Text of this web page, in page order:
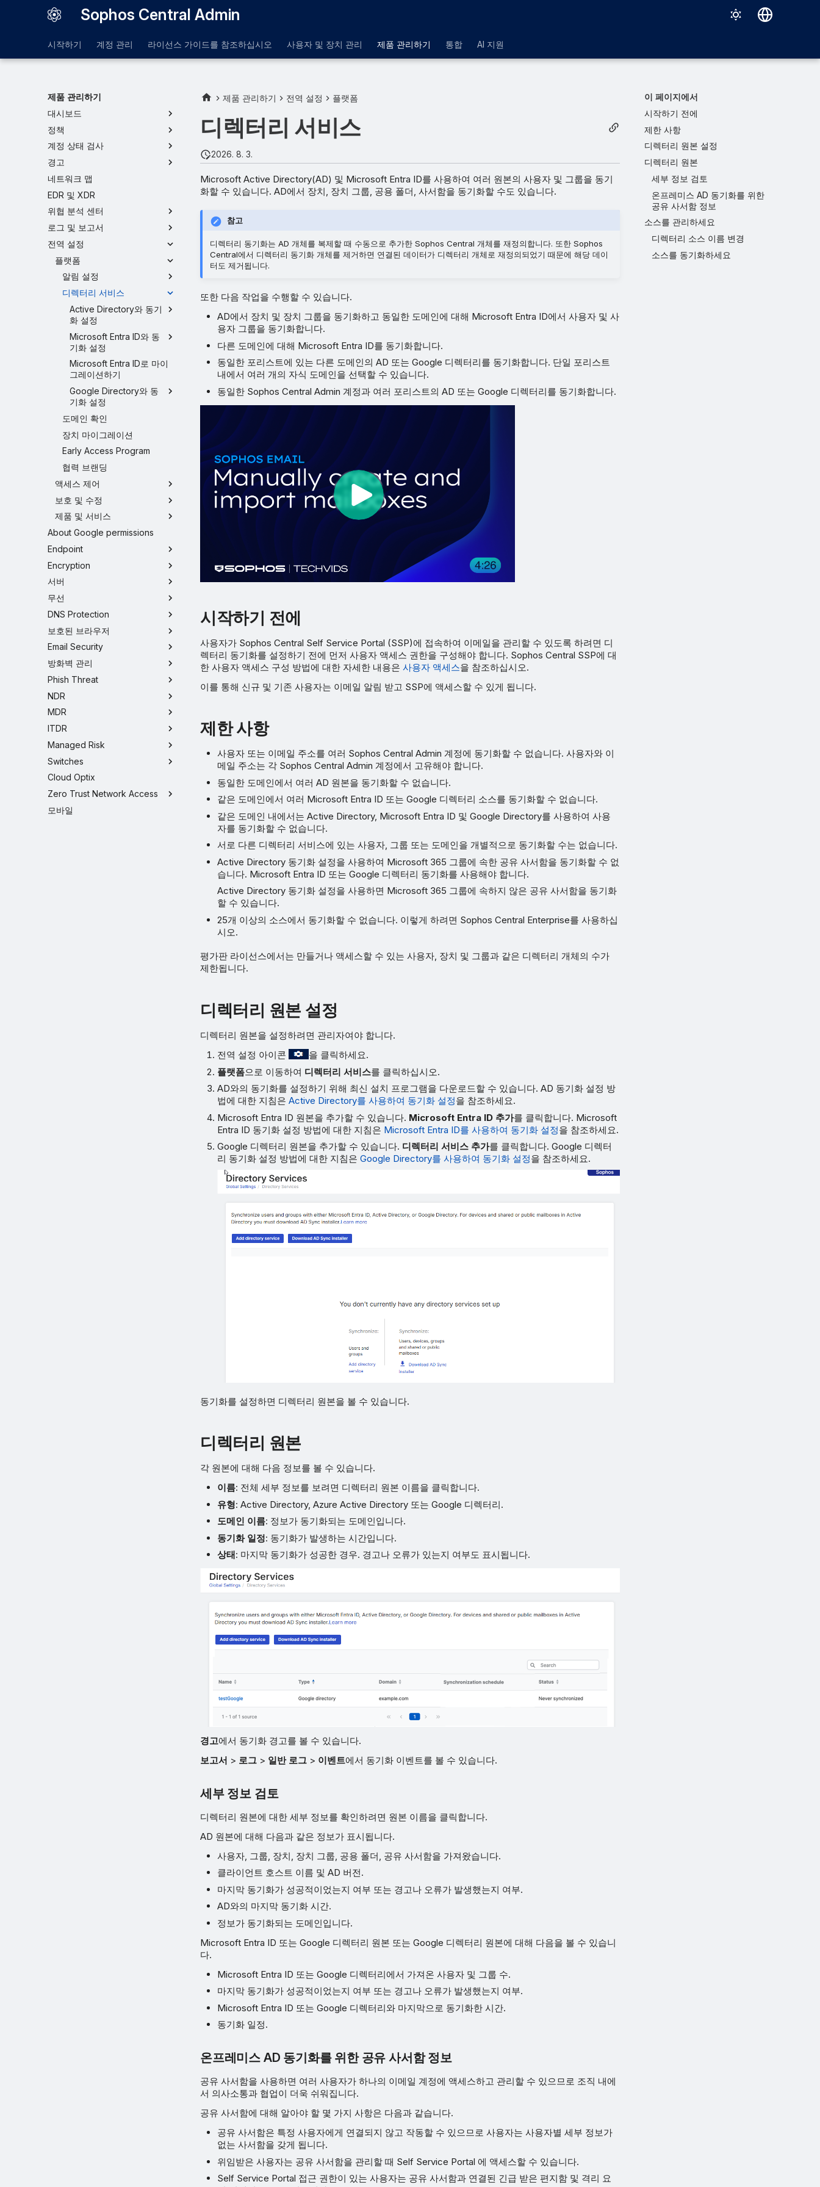
Sophos Central Admin
Português (Brasil)
시작하기 계정 관리 라이선스 가이드를 참조하십시오 사용자 및 장치 관리 제품 관리하기 통합 AI 지원
제품 관리하기
대시보드
정책
계정 상태 검사
경고
네트워크 맵
EDR 및 XDR
위협 분석 센터
로그 및 보고서
전역 설정
플랫폼
알림 설정
디렉터리 서비스
Active Directory와 동기
화 설정
Microsoft Entra ID와 동
기화 설정
Microsoft Entra ID로 마이
그레이션하기
Google Directory와 동
기화 설정
도메인 확인
장치 마이그레이션
Early Access Program
협력 브랜딩
액세스 제어
보호 및 수정
제품 및 서비스
About Google permissions
Endpoint
Encryption
서버
무선
DNS Protection
보호된 브라우저
Email Security
방화벽 관리
Phish Threat
NDR
MDR
ITDR
Managed Risk
Switches
Cloud Optix
Zero Trust Network Access
모바일
이 페이지에서
시작하기 전에
제한 사항
디렉터리 원본 설정
디렉터리 원본
세부 정보 검토
온프레미스 AD 동기화를 위한
공유 사서함 정보
소스를 관리하세요
디렉터리 소스 이름 변경
소스를 동기화하세요
제품 관리하기 전역 설정 플랫폼
디렉터리 서비스
2026. 8. 3.
Microsoft Active Directory(AD) 및 Microsoft Entra ID를 사용하여 여러 원본의 사용자 및 그룹을 동기
화할 수 있습니다. AD에서 장치, 장치 그룹, 공용 폴더, 사서함을 동기화할 수도 있습니다.
참고
디렉터리 동기화는 AD 개체를 복제할 때 수동으로 추가한 Sophos Central 개체를 재정의합니다. 또한 Sophos
Central에서 디렉터리 동기화 개체를 제거하면 연결된 데이터가 디렉터리 개체로 재정의되었기 때문에 해당 데이
터도 제거됩니다.
또한 다음 작업을 수행할 수 있습니다.
AD에서 장치 및 장치 그룹을 동기화하고 동일한 도메인에 대해 Microsoft Entra ID에서 사용자 및 사
용자 그룹을 동기화합니다.
다른 도메인에 대해 Microsoft Entra ID를 동기화합니다.
동일한 포리스트에 있는 다른 도메인의 AD 또는 Google 디렉터리를 동기화합니다. 단일 포리스트
내에서 여러 개의 자식 도메인을 선택할 수 있습니다.
동일한 Sophos Central Admin 계정과 여러 포리스트의 AD 또는 Google 디렉터리를 동기화합니다.
시작하기 전에
사용자가 Sophos Central Self Service Portal (SSP)에 접속하여 이메일을 관리할 수 있도록 하려면 디
렉터리 동기화를 설정하기 전에 먼저 사용자 액세스 권한을 구성해야 합니다. Sophos Central SSP에 대
한 사용자 액세스 구성 방법에 대한 자세한 내용은 사용자 액세스을 참조하십시오.
이를 통해 신규 및 기존 사용자는 이메일 알림 받고 SSP에 액세스할 수 있게 됩니다.
제한 사항
사용자 또는 이메일 주소를 여러 Sophos Central Admin 계정에 동기화할 수 없습니다. 사용자와 이
메일 주소는 각 Sophos Central Admin 계정에서 고유해야 합니다.
동일한 도메인에서 여러 AD 원본을 동기화할 수 없습니다.
같은 도메인에서 여러 Microsoft Entra ID 또는 Google 디렉터리 소스를 동기화할 수 없습니다.
같은 도메인 내에서는 Active Directory, Microsoft Entra ID 및 Google Directory를 사용하여 사용
자를 동기화할 수 없습니다.
서로 다른 디렉터리 서비스에 있는 사용자, 그룹 또는 도메인을 개별적으로 동기화할 수는 없습니다.
Active Directory 동기화 설정을 사용하여 Microsoft 365 그룹에 속한 공유 사서함을 동기화할 수 없
습니다. Microsoft Entra ID 또는 Google 디렉터리 동기화를 사용해야 합니다.
Active Directory 동기화 설정을 사용하면 Microsoft 365 그룹에 속하지 않은 공유 사서함을 동기화
할 수 있습니다.
25개 이상의 소스에서 동기화할 수 없습니다. 이렇게 하려면 Sophos Central Enterprise를 사용하십
시오.
평가판 라이선스에서는 만들거나 액세스할 수 있는 사용자, 장치 및 그룹과 같은 디렉터리 개체의 수가
제한됩니다.
디렉터리 원본 설정
디렉터리 원본을 설정하려면 관리자여야 합니다.
전역 설정 아이콘
을 클릭하세요.
플랫폼으로 이동하여 디렉터리 서비스를 클릭하십시오.
AD와의 동기화를 설정하기 위해 최신 설치 프로그램을 다운로드할 수 있습니다. AD 동기화 설정 방
법에 대한 지침은Active Directory를 사용하여 동기화 설정을 참조하세요.
Microsoft Entra ID 원본을 추가할 수 있습니다. Microsoft Entra ID 추가를 클릭합니다. Microsoft
Entra ID 동기화 설정 방법에 대한 지침은 Microsoft Entra ID를 사용하여 동기화 설정을 참조하세요.
Google 디렉터리 원본을 추가할 수 있습니다. 디렉터리 서비스 추가를 클릭합니다. Google 디렉터
리 동기화 설정 방법에 대한 지침은Google Directory를 사용하여 동기화 설정을 참조하세요.
동기화를 설정하면 디렉터리 원본을 볼 수 있습니다.
디렉터리 원본
각 원본에 대해 다음 정보를 볼 수 있습니다.
이름: 전체 세부 정보를 보려면 디렉터리 원본 이름을 클릭합니다.
유형: Active Directory, Azure Active Directory 또는 Google 디렉터리.
도메인 이름: 정보가 동기화되는 도메인입니다.
동기화 일정: 동기화가 발생하는 시간입니다.
상태: 마지막 동기화가 성공한 경우. 경고나 오류가 있는지 여부도 표시됩니다.
경고에서 동기화 경고를 볼 수 있습니다.
보고서 > 로그 > 일반 로그 > 이벤트에서 동기화 이벤트를 볼 수 있습니다.
세부 정보 검토
디렉터리 원본에 대한 세부 정보를 확인하려면 원본 이름을 클릭합니다.
AD 원본에 대해 다음과 같은 정보가 표시됩니다.
사용자, 그룹, 장치, 장치 그룹, 공용 폴더, 공유 사서함을 가져왔습니다.
클라이언트 호스트 이름 및 AD 버전.
마지막 동기화가 성공적이었는지 여부 또는 경고나 오류가 발생했는지 여부.
AD와의 마지막 동기화 시간.
정보가 동기화되는 도메인입니다.
Microsoft Entra ID 또는 Google 디렉터리 원본 또는 Google 디렉터리 원본에 대해 다음을 볼 수 있습니
다.
Microsoft Entra ID 또는 Google 디렉터리에서 가져온 사용자 및 그룹 수.
마지막 동기화가 성공적이었는지 여부 또는 경고나 오류가 발생했는지 여부.
Microsoft Entra ID 또는 Google 디렉터리와 마지막으로 동기화한 시간.
동기화 일정.
온프레미스 AD 동기화를 위한 공유 사서함 정보
공유 사서함을 사용하면 여러 사용자가 하나의 이메일 계정에 액세스하고 관리할 수 있으므로 조직 내에
서 의사소통과 협업이 더욱 쉬워집니다.
공유 사서함에 대해 알아야 할 몇 가지 사항은 다음과 같습니다.
공유 사서함은 특정 사용자에게 연결되지 않고 작동할 수 있으므로 사용자는 사용자별 세부 정보가
없는 사서함을 갖게 됩니다.
위임받은 사용자는 공유 사서함을 관리할 때 Self Service Portal 에 액세스할 수 있습니다.
Self Service Portal 접근 권한이 있는 사용자는 공유 사서함과 연결된 긴급 받은 편지함 및 격리 요